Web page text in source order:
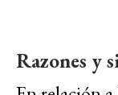
Razones y